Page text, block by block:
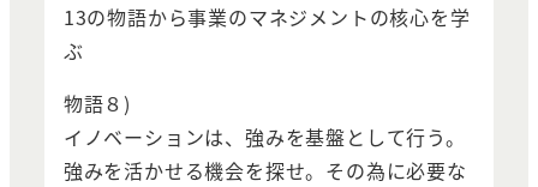
13の物語から事業のマネジメントの核心を学
ぶ
物語８)
イノベーションは、強みを基盤として行う。
強みを活かせる機会を探せ。その為に必要な